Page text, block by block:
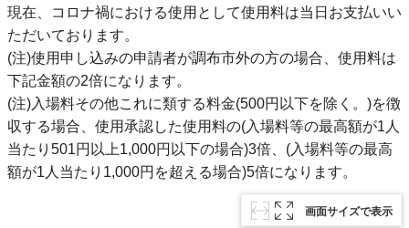
現在、コロナ禍における使用として使用料は当日お支払いい
ただいております。
(注)使用申し込みの申請者が調布市外の方の場合、使用料は
下記金額の2倍になります。
(注)入場料その他これに類する料金(500円以下を除く。)を徴
収する場合、使用承認した使用料の(入場料等の最高額が1人
当たり501円以上1,000円以下の場合)3倍、(入場料等の最高
額が1人当たり1,000円を超える場合)5倍になります。
画面サイズで表示